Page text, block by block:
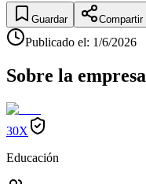
Guardar Compartir
Publicado el: 1/6/2026
Sobre la empresa
30X
Educación